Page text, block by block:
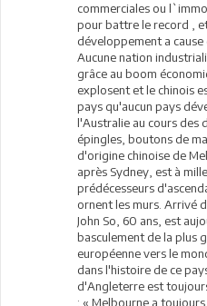
commerciales ou
pour battre le record ,
développement a
Aucune nation
grâce au boom
explosent et le chinois
pays qu'aucun pays
l'Australie au cours des
épingles, boutons de
d'origine chinoise de
après Sydney, est à
prédécesseurs
ornent les murs. Arrivé
John So, 60 ans, est
basculement de la plus
européenne vers le
dans l'histoire de ce
d'Angleterre est
: « Melbourne a